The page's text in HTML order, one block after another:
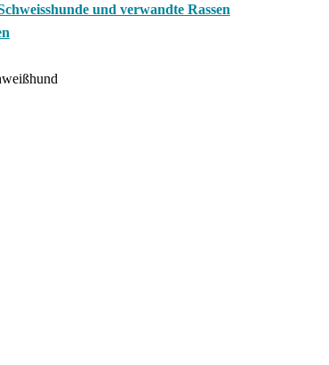
und verwandte Rassen